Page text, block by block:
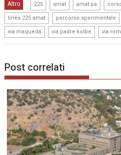
Altro 225 amat amat pa
linea 225 amat percorso sperimentale
via maqueda via padre kolbe via
Post correlati